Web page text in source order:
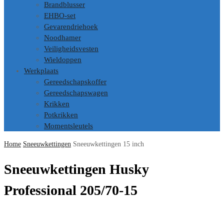
Brandblusser
EHBO-set
Gevarendriehoek
Noodhamer
Veiligheidsvesten
Wieldoppen
Werkplaats
Gereedschapskoffer
Gereedschapswagen
Krikken
Potkrikken
Momentsleutels
Home Sneeuwkettingen Sneeuwkettingen 15 inch
Sneeuwkettingen Husky
Professional 205/70-15